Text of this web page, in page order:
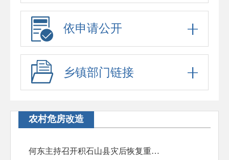
依申请公开
乡镇部门链接
农村危房改造
何东主持召开积石山县灾后恢复重建项目工作推进会